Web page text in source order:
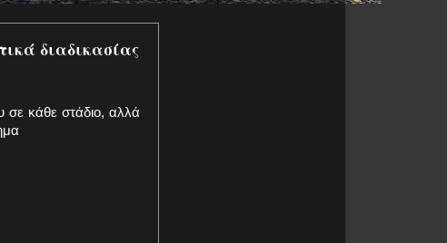
διαδικασίας
σε κάθε στάδιο, αλλά